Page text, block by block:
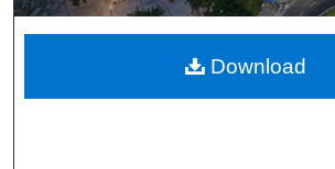
About
Digital Commons
Download